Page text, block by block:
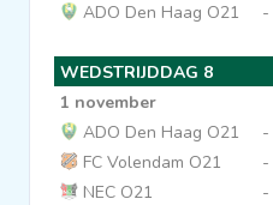
ADO Den Haag O21
-
WEDSTRIJDDAG 8
1 november
ADO Den Haag O21
-
FC Volendam O21
-
NEC O21
-